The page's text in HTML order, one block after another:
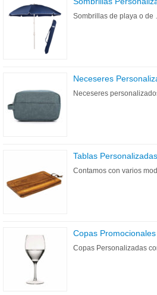
Sombrillas de playa o de
Neceseres
Neceseres
Tablas
Contamos con varios
Copas Promocionales
Copas Personalizadas